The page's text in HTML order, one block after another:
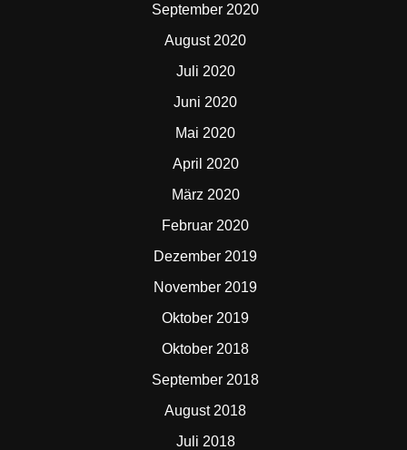
September 2020
August 2020
Juli 2020
Juni 2020
Mai 2020
April 2020
März 2020
Februar 2020
Dezember 2019
November 2019
Oktober 2019
Oktober 2018
September 2018
August 2018
Juli 2018